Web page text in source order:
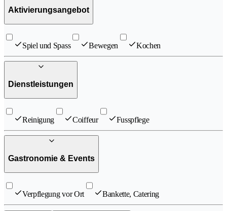
Aktivierungsangebot
Spiel und Spass Bewegen Kochen
Dienstleistungen
Reinigung Coiffeur Fusspflege
Gastronomie & Events
Verpflegung vor Ort Bankette, Catering